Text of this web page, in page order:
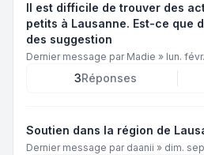
Il est difficile de trouver des
petits à Lausanne. Est-ce que
des suggestion
Dernier message par Madie » lun.
3Réponses
Soutien dans la région de
Dernier message par daanii » dim.